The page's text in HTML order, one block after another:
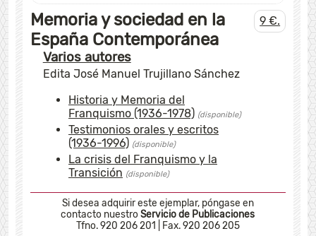
9 €.
Memoria y sociedad en la
España Contemporánea
Varios autores
Edita José Manuel Trujillano Sánchez
Historia y Memoria del
Franquismo (1936-1978) (disponible)
Testimonios orales y escritos
(1936-1996) (disponible)
La crisis del Franquismo y la
Transición (disponible)
Sidesea adquirir este ejemplar, póngase en
contacto nuestroServicio de Publicaciones
Tfno. 920 206 201
Fax. 920 206 205